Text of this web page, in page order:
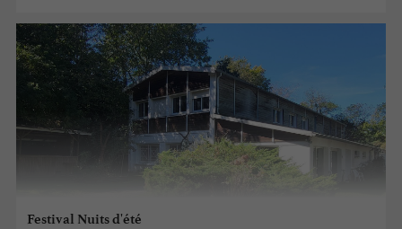
Festival Nuits d'été